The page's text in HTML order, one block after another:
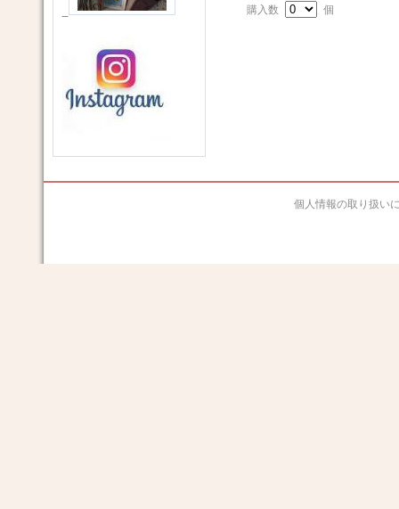
購入数
個
個人情報の取り扱い